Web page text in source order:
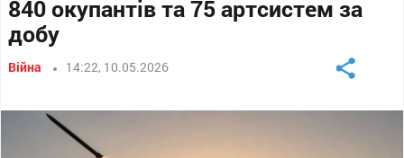
840 окупантів та 75 артсистем за
добу
Війна 14:22, 10.05.2026